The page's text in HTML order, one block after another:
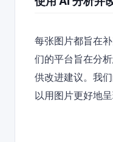
每张图片都旨在
们的平台旨在分
供改进建议。我
以用图片更好地呈